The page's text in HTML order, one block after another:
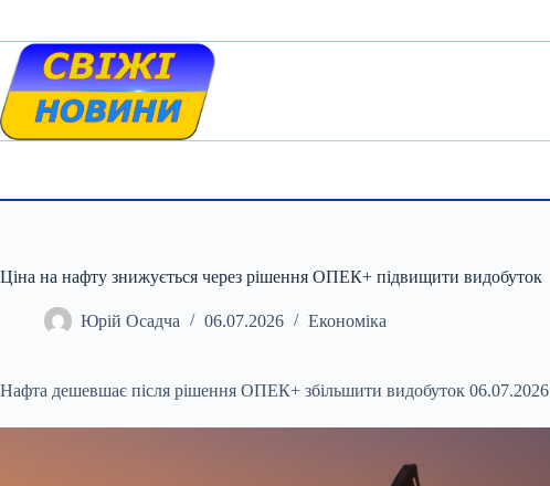
content
Ціна на нафту знижується через рішення ОПЕК+ підвищити видобуток
Юрій Осадча 06.07.2026 Економіка
Нафта дешевшає після рішення ОПЕК+ збільшити видобуток